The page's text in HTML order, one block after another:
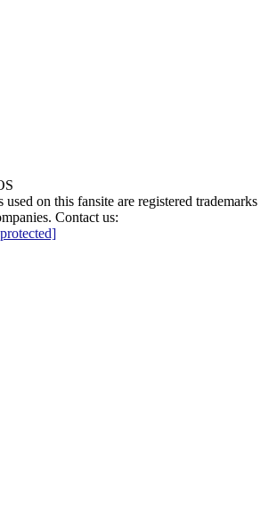
on this fansite are registered trademarks
Contact us: